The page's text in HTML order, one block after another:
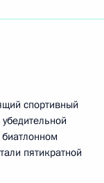
спортивный
пятикратной